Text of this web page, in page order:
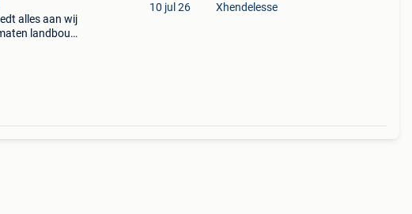
alles aan wij
landbouw
10 jul 26 Xhendelesse